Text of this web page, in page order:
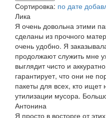
Сортировка: по дате
Лика
Я очень довольна этими
сделаны из прочного
очень удобно. Я
продолжают служить мне
выглядит чисто и
гарантирует, что они не
пакеты для всех, кто
утилизации мусора.
Антонина
Я просто в восторге от